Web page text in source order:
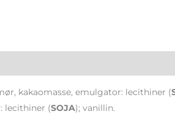
kakaomasse, emulgator: lecithiner (
lecithiner (SOJA); vanillin.